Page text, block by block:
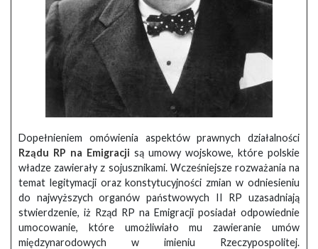
Dopełnieniem omówienia aspektów prawnych działalności
Rządu RP na Emigracji są umowy wojskowe, które polskie
władze zawierały z sojusznikami. Wcześniejsze rozważania na
temat legitymacji oraz konstytucyjności zmian w odniesieniu
do najwyższych organów państwowych II RP uzasadniają
stwierdzenie, iż Rząd RP na Emigracji posiadał odpowiednie
umocowanie, które umożliwiało mu zawieranie umów
międzynarodowych w imieniu Rzeczypospolitej.